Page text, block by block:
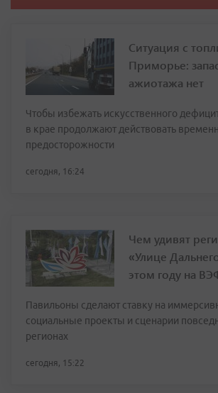
Ситуация с
Приморье:
ажиотажа нет
Чтобы избежать искусственного
в крае продолжают действовать
предосторожности
сегодня, 16:24
Чем удивят
«Улице
этом году на
Павильоны сделают ставку на
социальные проекты и сценарии
регионах
сегодня, 15:22